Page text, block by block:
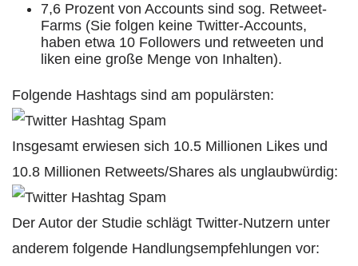
7,6 Prozent von Accounts sind sog. Retweet-
Farms (Sie folgen keine Twitter-Accounts,
haben etwa 10 Followers und retweeten und
liken eine große Menge von Inhalten).
Folgende Hashtags sind am populärsten:
Insgesamt erwiesen sich 10.5 Millionen Likes und
10.8 Millionen Retweets/Shares als unglaubwürdig:
Der Autor der Studie schlägt Twitter-Nutzern unter
anderem folgende Handlungsempfehlungen vor: